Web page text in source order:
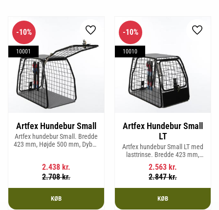
Artfex Hundebur Small
Artfex hundebur Small. Bredde
423 mm, Højde 500 mm, Dybde
2.438 kr.
2.708kr.
10%
10001
Gem som favorit
KØB
Artfex Hundebur Small
LT
Artfex hundebur Small LT med
lasttrinse. Bredde 423 mm,
Højde 500 mm, Dybde 670 mm
og vægt 12,9 kg.
2.563 kr.
2.847kr.
10%
10010
Gem
KØB